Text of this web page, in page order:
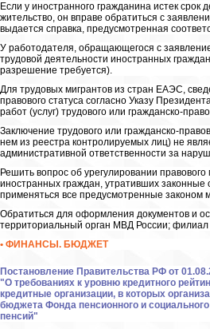
Если у иностранного гражданина истек
жительство, он вправе обратиться с
выдается справка, предусмотренная
У работодателя, обращающегося с
трудовой деятельности иностранных
разрешение требуется).
Для трудовых мигрантов из стран ЕАЭС,
правового статуса согласно Указу
работ (услуг) трудового или гражданско-
Заключение трудового или гражданско-
нем из реестра контролируемых лиц) не
административной ответственности за
Решить вопрос об урегулировании
иностранных граждан, утративших
применяться все предусмотренные законом
Обратиться для оформления документов и
территориальный орган МВД России;
• ФИНАНСЫ. БЮДЖЕТ
Постановление Правительства РФ от
"О требованиях к уровню кредитного
кредитные организации, в которых
бюджета Фонда пенсионного и
пенсий"